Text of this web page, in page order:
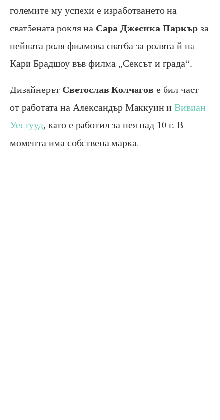
големите му успехи е изработването на
сватбената рокля на Сара Джесика Паркър за
нейната роля филмова сватба за ролята й на
Кари Брадшоу във филма „Сексът и града“.
Дизайнерът Светослав Колчагов е бил част
от работата на Александър Маккуин и Вивиан
Уестууд, като е работил за нея над 10 г. В
момента има собствена марка.